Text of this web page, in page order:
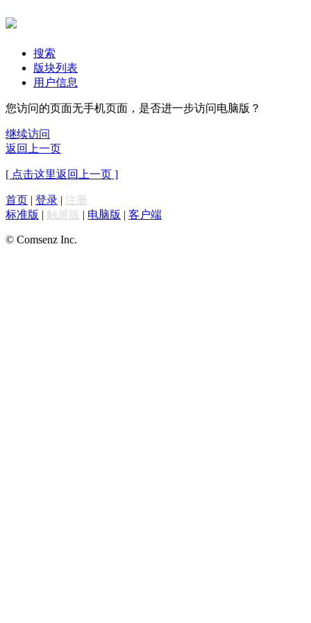
搜索
版块列表
用户信息
您访问的页面无手机页面，是否进一步访问电脑版？
继续访问
返回上一页
[ 点击这里返回上一页 ]
首页 | 登录 | 注册
标准版 | 触屏版 | 电脑版 | 客户端
© Comsenz Inc.